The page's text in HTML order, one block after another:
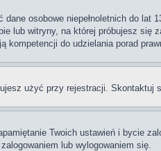
osobowe niepełnoletnich do lat
lub witryny, na której próbujesz się
do udzielania porad
użyć przy rejestracji.
Twoich ustawień i bycie
lub wylogowaniem się.